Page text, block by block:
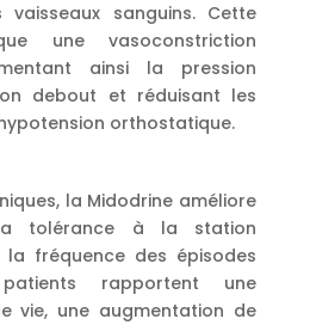
vaisseaux sanguins. Cette
une vasoconstriction
ainsi la pression
debout et réduisant les
orthostatique.
la Midodrine améliore
la tolérance à la station
fréquence des épisodes
rapportent une
vie, une augmentation de